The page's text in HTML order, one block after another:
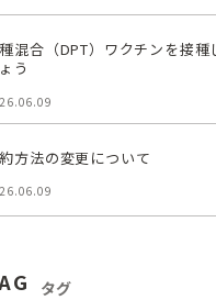
混合（DPT）ワクチンを接種
う
方法の変更について
タグ